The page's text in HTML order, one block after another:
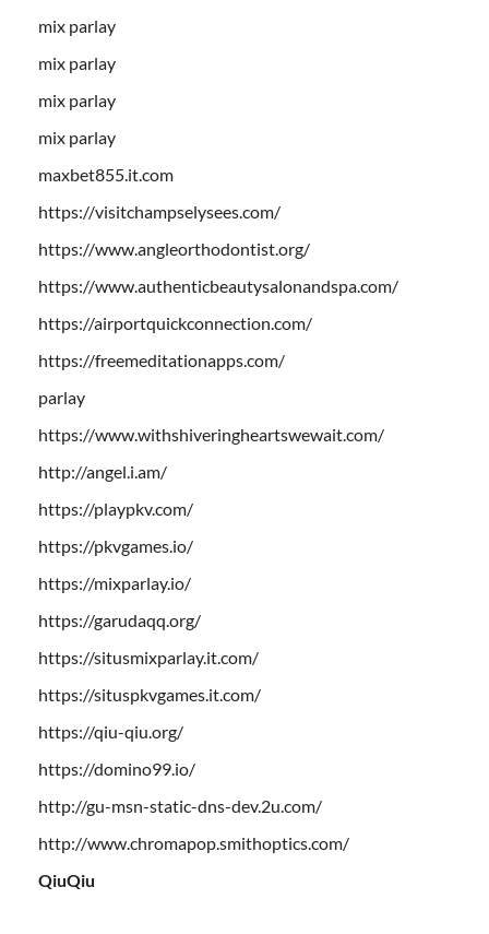
mix parlay
mix parlay
mix parlay
mix parlay
maxbet855.it.com
https://visitchampselysees.com/
https://www.angleorthodontist.org/
https://www.authenticbeautysalonandspa.com/
https://airportquickconnection.com/
https://freemeditationapps.com/
parlay
https://www.withshiveringheartswewait.com/
http://angel.i.am/
https://playpkv.com/
https://pkvgames.io/
https://mixparlay.io/
https://garudaqq.org/
https://situsmixparlay.it.com/
https://situspkvgames.it.com/
https://qiu-qiu.org/
https://domino99.io/
http://gu-msn-static-dns-dev.2u.com/
http://www.chromapop.smithoptics.com/
QiuQiu